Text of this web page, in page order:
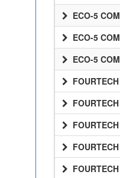
ECO-5
ECO-5
ECO-5